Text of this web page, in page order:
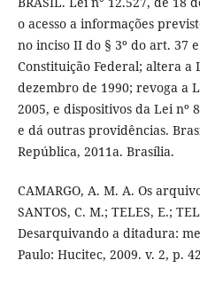
o acesso a informações
no inciso II do § 3º do art. 37
Constituição Federal; altera a
dezembro de 1990; revoga a
2005, e dispositivos da Lei nº
e dá outras providências.
República, 2011a. Brasília.
CAMARGO, A. M. A. Os
SANTOS, C. M.; TELES, E.;
Desarquivando a ditadura:
Paulo: Hucitec, 2009. v. 2, p.